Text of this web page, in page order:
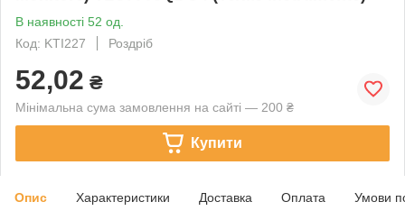
В наявності 52 од.
Код: KTI227
Роздріб
52,02 ₴
Мінімальна сума замовлення на сайті — 200 ₴
Купити
Опис Характеристики Доставка Оплата Умови